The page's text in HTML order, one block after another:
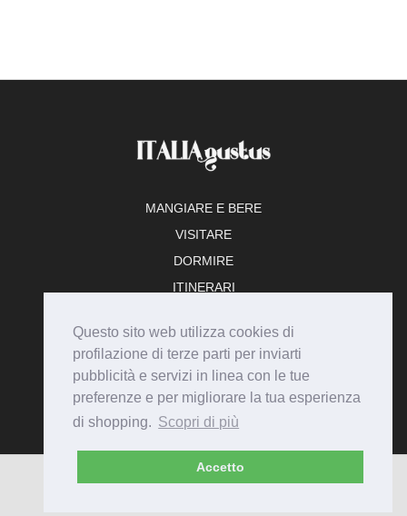
Questo sito web utilizza cookies di
profilazione di terze parti per inviarti
pubblicità e servizi in linea con le tue
preferenze e per migliorare la tua esperienza
di shopping. Scopri di più
Accetto
MANGIARE E BERE
VISITARE
DORMIRE
ITINERARI
ADERISCI
© Italiagustus 2026 - Tutti i diritti riservati.